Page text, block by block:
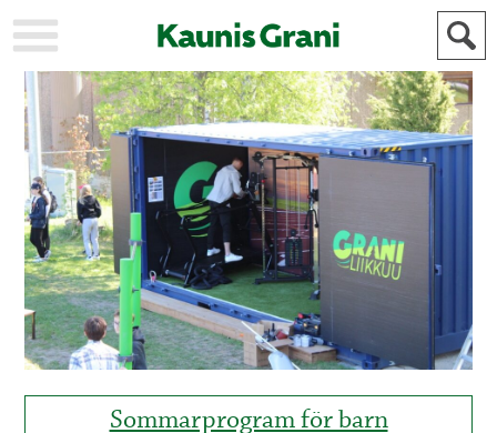
KAUPUNKI
STADEN
AJANKOHTAISTA
AKTUELLT
URHEILU
IDROTT
KULTTUURI
KULTUR
HISTORIA
HISTORIA
YLEINEN
ALLMÄN
MAINOSTAJILLE
FÖR
ANNONSÖRER
Sommarprogram för barn